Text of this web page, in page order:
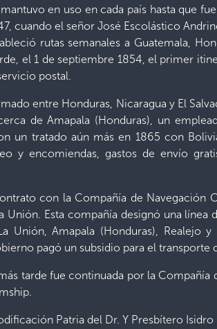
en uso en cada país hasta que
cuando el señor José Escolástico
rutas semanales a Guatemala,
el 1 de septiembre 1854, el primer
postal.
entre Honduras, Nicaragua y El
de Amapala (Honduras), un
un tratado aún más en 1865 con
y encomiendas, gastos de envío
con la Compañía de
Unión. Esta compañía designó una línea
Unión, Amapala (Honduras), Realejo
pagó un subsidio para el transporte
tarde fue continuada por la
Patria del Dr. Y Presbítero